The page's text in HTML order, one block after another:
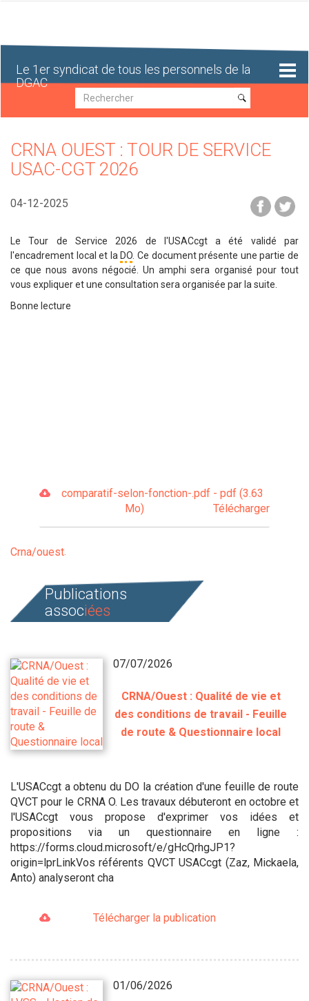
Le 1er syndicat de tous les personnels de la
DGAC
Recherche
Recherche
CRNA OUEST : TOUR DE SERVICE
USAC-CGT 2026
04-12-2025
Le Tour de Service 2026 de l'USACcgt a été validé par
l'encadrement local et la DO . Ce document présente une partie de
ce que nous avons négocié. Un amphi sera organisé pour tout
vous expliquer et une consultation sera organisée par la suite.
Bonne lecture
comparatif-selon-fonction-.pdf - pdf (3.63
Mo)
Télécharger
Crna/ouest
Publications
associées
07/07/2026
CRNA/Ouest : Qualité de vie et
des conditions de travail - Feuille
de route & Questionnaire local
L'USACcgt a obtenu du DO la création d'une feuille de route
QVCT pour le CRNA O. Les travaux débuteront en octobre et
l'USACcgt vous propose d'exprimer vos idées et
propositions via un questionnaire en ligne :
https://forms.cloud.microsoft/e/gHcQrhgJP1?
origin=lprLinkVos référents QVCT USACcgt (Zaz, Mickaela,
Anto) analyseront cha
Télécharger la publication
01/06/2026